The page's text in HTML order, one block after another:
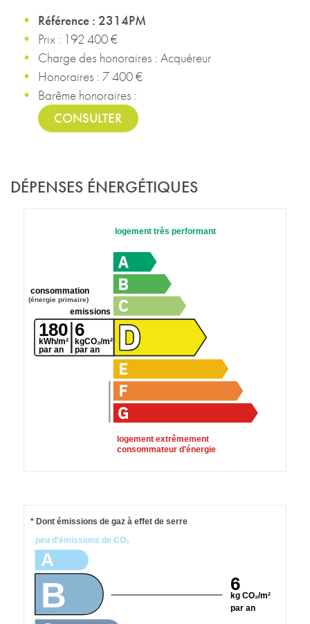
Référence : 2314PM
Prix : 192 400 €
Charge des honoraires : Acquéreur
Honoraires : 7 400 €
Barême honoraires :
CONSULTER
DÉPENSES ÉNERGÉTIQUES
logement très performant
logement extrêmement
consommateur d'énergie
180
kWh/m²
par an
consommation
(énergie primaire)
6
kgCO₂/m²
par an
emissions
6
kg CO₂/m²
par an
A
B
peu d'émissions de CO₂
* Dont émissions de gaz à effet de serre